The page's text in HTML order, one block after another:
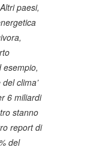
Altri paesi,
clima’
6 miliardi
stanno
report di
del